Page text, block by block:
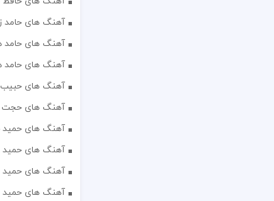
آهنگ های حامد
آهنگ های حامد
آهنگ های حامد
آهنگ های حبیب
آهنگ های حجت
آهنگ های
آهنگ های حمید
آهنگ های
آهنگ های حمید